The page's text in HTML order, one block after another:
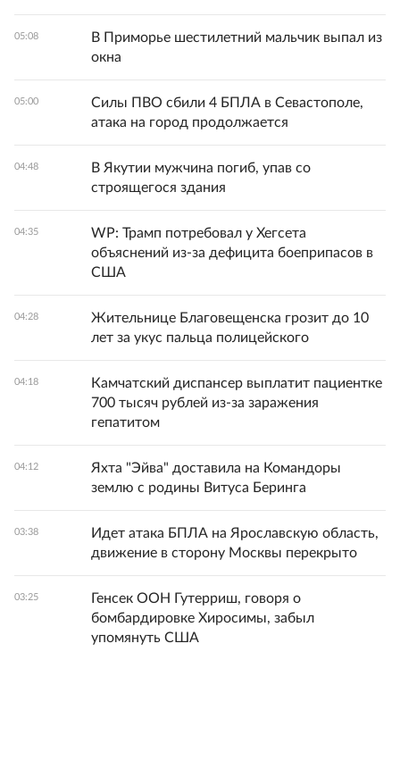
05:08
В Приморье шестилетний мальчик выпал из
окна
05:00
Силы ПВО сбили 4 БПЛА в Севастополе,
атака на город продолжается
04:48
В Якутии мужчина погиб, упав со
строящегося здания
04:35
WP: Трамп потребовал у Хегсета
объяснений из-за дефицита боеприпасов в
США
04:28
Жительнице Благовещенска грозит до 10
лет за укус пальца полицейского
04:18
Камчатский диспансер выплатит пациентке
700 тысяч рублей из-за заражения
гепатитом
04:12
Яхта "Эйва" доставила на Командоры
землю с родины Витуса Беринга
03:38
Идет атака БПЛА на Ярославскую область,
движение в сторону Москвы перекрыто
03:25
Генсек ООН Гутерриш, говоря о
бомбардировке Хиросимы, забыл
упомянуть США